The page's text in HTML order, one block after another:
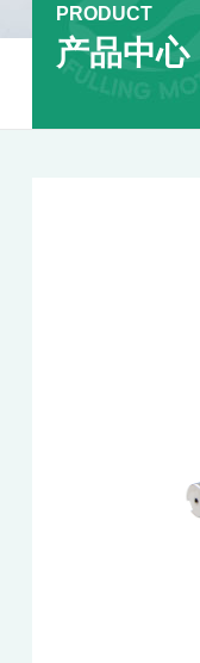
PRODUCT
产品中心